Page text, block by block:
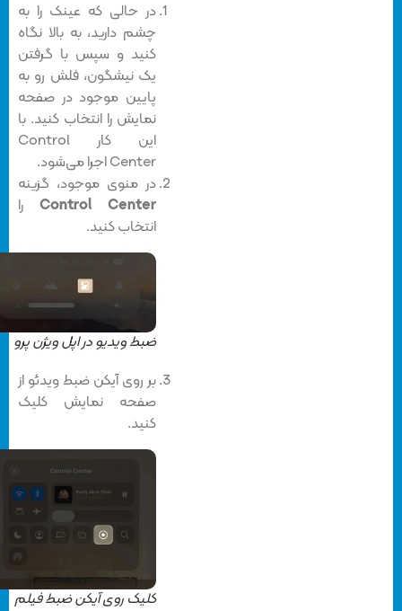
در حالی که عینک را به
چشم دارید، به بالا نگاه
کنید و سپس با گرفتن
یک نیشگون، فلش رو به
پایین موجود در صفحه
نمایش را انتخاب کنید. با
این کار Control
Center اجرا می‌شود.
در منوی موجود، گزینه
Control Centerرا
انتخاب کنید.
ضبط ویدیو در اپل ویژن پرو
بر روی آیکن ضبط ویدئو از
صفحه نمایش کلیک
کنید.
کلیک روی آیکن ضبط فیلم